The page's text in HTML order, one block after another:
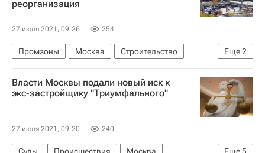
реорганизация
27 июля 2021, 09:26 254
Еще2
Промзоны Москва
Строительство
Инфраструктура
Департамент инвестиционной и промышленной политики города Москвы
Власти Москвы подали новый иск к
экс-застройщику "Триумфального"
27 июля 2021, 09:20 240
Еще5
Суды Происшествия
Москва